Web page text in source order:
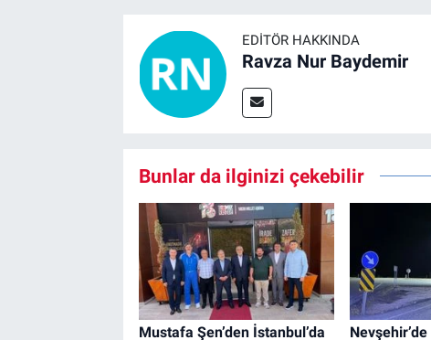
EDITÖR HAKKINDA
Ravza Nur Baydemir
Bunlar da ilginizi çekebilir
Mustafa Şen’den İstanbul’da